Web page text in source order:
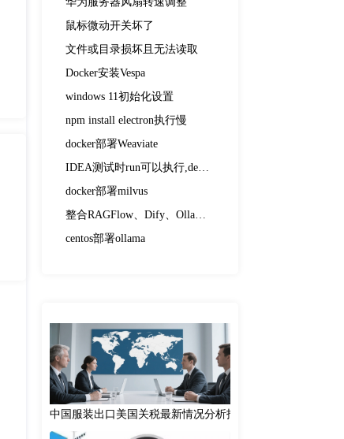
鼠标微动开关坏了
文件或目录损坏且无法读取
Docker安装Vespa
windows 11初始化设置
npm install electron执行慢
docker部署Weaviate
IDEA测试时run可以执行,debug执行不了
docker部署milvus
整合RAGFlow、Dify、Ollama、DeepSeek
centos部署ollama
中国服装出口美国关税最新情况分析报告(2025-08-12)